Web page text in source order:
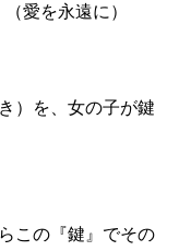
（愛を永遠に）
）を、女の子が鍵
この『鍵』でその